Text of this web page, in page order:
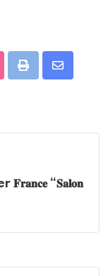
Print
Share
𝐅𝐫𝐚𝐧𝐜𝐞 “𝐒𝐚𝐥𝐨𝐧